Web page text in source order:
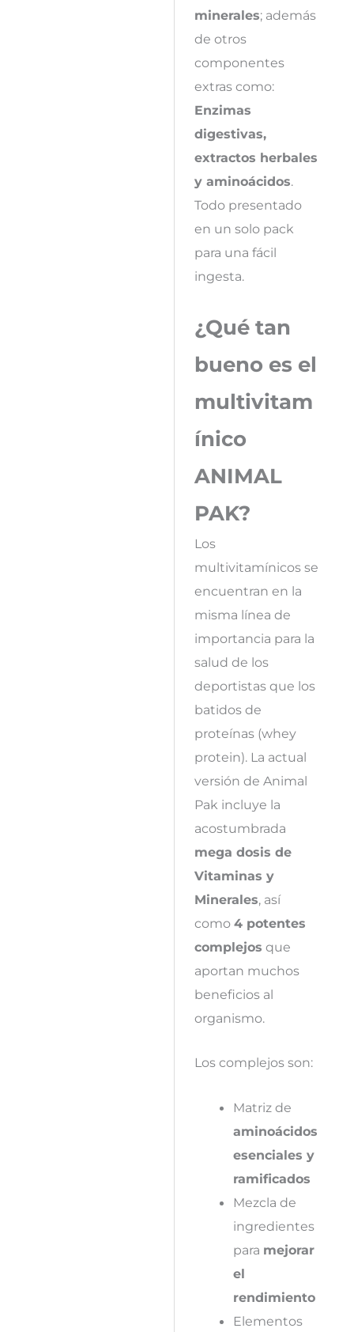
minerales; además
de otros
componentes
extras como:
Enzimas
digestivas,
extractos herbales
y aminoácidos.
Todo presentado
en un solo pack
para una fácil
ingesta.
¿Qué tan
bueno es el
multivitam
ínico
ANIMAL
PAK?
Los
multivitamínicos se
encuentran en la
misma línea de
importancia para la
salud de los
deportistas que los
batidos de
proteínas (whey
protein). La actual
versión de Animal
Pak incluye la
acostumbrada
mega dosis de
Vitaminas y
Minerales, así
como 4 potentes
complejos que
aportan muchos
beneficios al
organismo.
Los complejos son:
Matriz de
aminoácidos
esenciales y
ramificados
Mezcla de
ingredientes
para mejorar
el
rendimiento
Elementos